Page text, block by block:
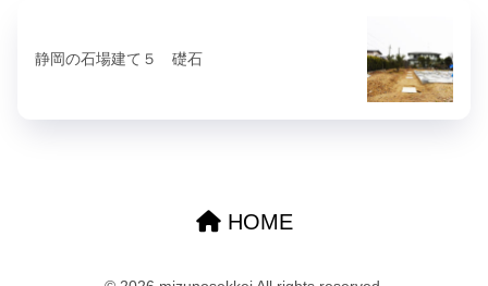
静岡の石場建て５ 礎石
HOME